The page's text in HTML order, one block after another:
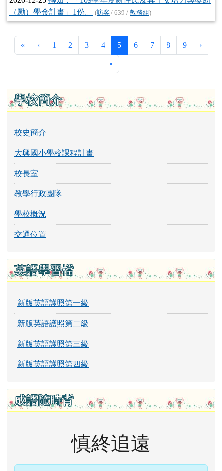
（勵）學金計畫」1份。
(訪客 / 639 / 教務組)
«第一頁
‹上一頁
1 2 3 4 5(目前頁次)
6 7 8 9 ›下一
»最後頁
左邊區域內容
學校簡介
校史簡介
大興國小學校課程計畫
校長室
教學行政團隊
學校概況
交通位置
英語學習檔
新版英語護照第一級
新版英語護照第二級
新版英語護照第三級
新版英語護照第四級
成語隨時背
慎終追遠